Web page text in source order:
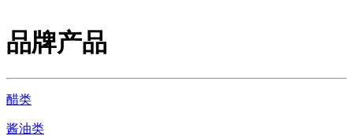
品牌产品
醋类
酱油类